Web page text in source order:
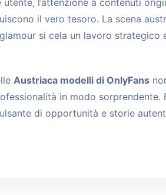
l’attenzione a contenuti
il vero tesoro. La scena
si cela un lavoro strategico
Austriaca modelli di OnlyFans
in modo sorprendente.
di opportunità e storie